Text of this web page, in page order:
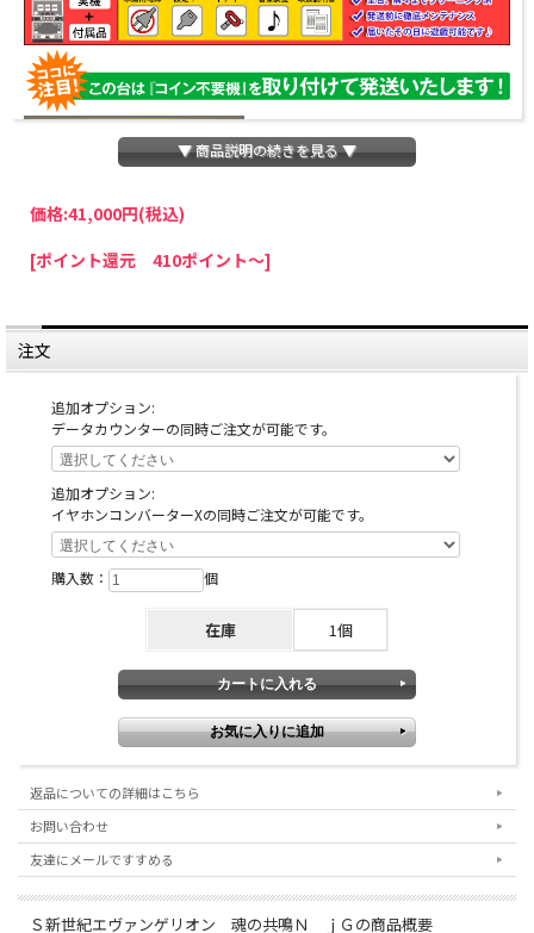
パチスロわっしょいでは、全ての台に「コイン不要機」を無料で取り付けて発送さ
せていただいております。コイン不要機をご利用になられますと、コインが必要な
ていただきましたら、ご注文価格より2000円引きいたします。
※在庫切れの台でも入荷している場合がありますので、電話かメールにてお問い合
わせ下さい。
▼ 商品説明の続きを見る ▼
価格:41,000円(税込)
[ポイント還元 410ポイント～]
注文
追加オプション:
データカウンターの同時ご注文が可能です。
追加オプション:
イヤホンコンバーターXの同時ご注文が可能です。
購入数： 個
在庫 1個
返品についての詳細はこちら
お問い合わせ
友達にメールですすめる
Ｓ新世紀エヴァンゲリオン 魂の共鳴Ｎ ｊＧの商品概要